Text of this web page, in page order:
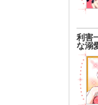
利害
な溺